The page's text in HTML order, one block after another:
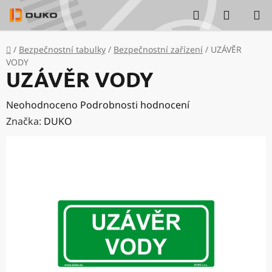
Přejít
na
obsah
Hledat
KOŠÍK
Domů
/ Bezpečnostní tabulky / Bezpečnostní zařízení / UZÁVĚR
VODY
UZÁVĚR VODY
Průměrné
hodnocení
Neohodnoceno Podrobnosti hodnocení
Značka: DUKO